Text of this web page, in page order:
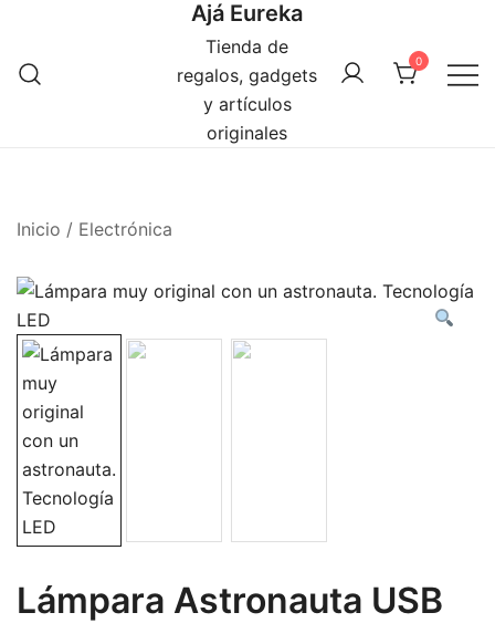
contenido
Ajá Eureka
Tienda de
regalos, gadgets
y artículos
originales
0
Inicio / Electrónica
Lámpara Astronauta USB